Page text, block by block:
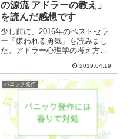
の源流 アドラーの教え」
を読んだ感想です
少し前に、2016年のベストセラ
ー「嫌われる勇気」を読みまし
た。アドラー心理学の考え方
ずっと生きづらさを感じてきま
したが、そんなわたしでも幸せ
になれると思えました。特に印
象に残ったところを記しておき
ます。「嫌われ...
2019.04.19
パニック発作